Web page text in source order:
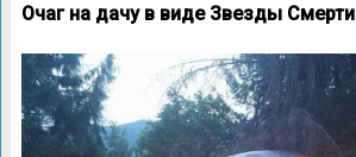
Очаг на дачу в виде Звезды Смерти